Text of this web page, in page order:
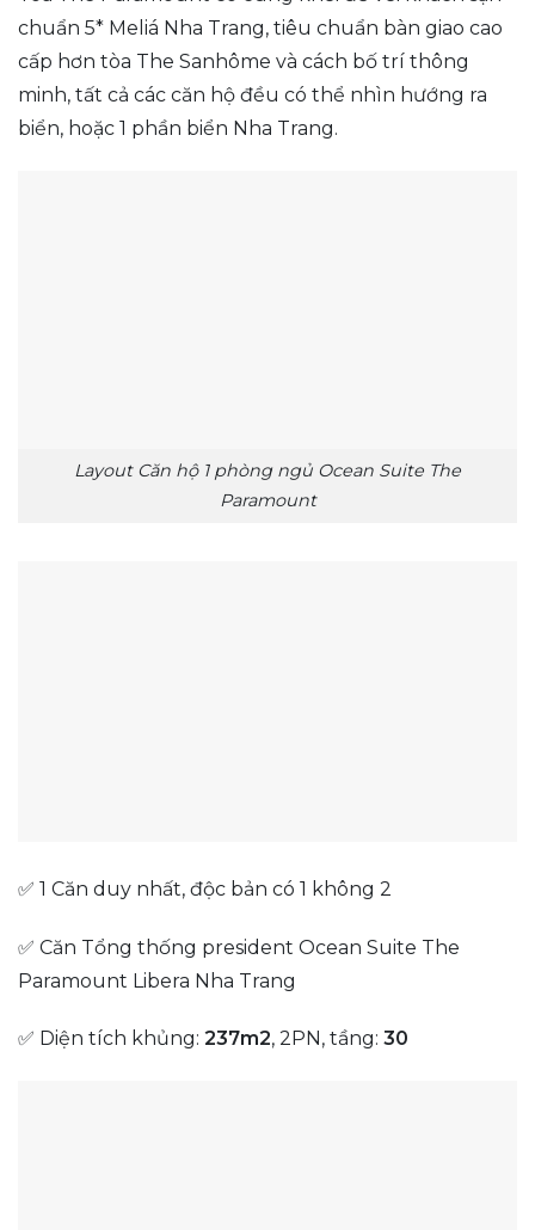
chuẩn 5* Meliá Nha Trang, tiêu chuẩn bàn giao cao
cấp hơn tòa The Sanhôme và cách bố trí thông
minh, tất cả các căn hộ đều có thể nhìn hướng ra
biển, hoặc 1 phần biển Nha Trang.
Layout Căn hộ 1 phòng ngủ Ocean Suite The
Paramount
✅ 1 Căn duy nhất, độc bản có 1 không 2
✅ Căn Tổng thống president Ocean Suite The
Paramount Libera Nha Trang
✅ Diện tích khủng: 237m2, 2PN, tầng: 30